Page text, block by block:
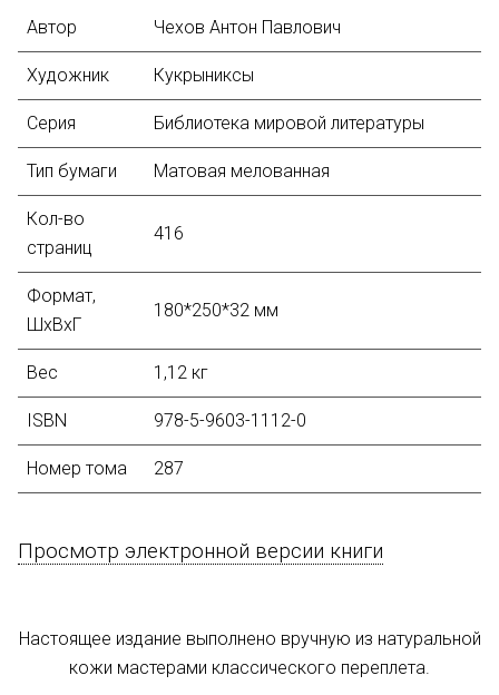
Автор Чехов Антон Павлович
Художник Кукрыниксы
Серия Библиотека мировой литературы
Тип бумаги Матовая мелованная
Кол-во
страниц
416
Формат,
ШхВхГ
180*250*32 мм
Вес 1,12 кг
ISBN 978-5-9603-1112-0
Номер тома 287
Просмотр электронной версии книги
Настоящее издание выполнено вручную из натуральной
кожи мастерами классического переплета.